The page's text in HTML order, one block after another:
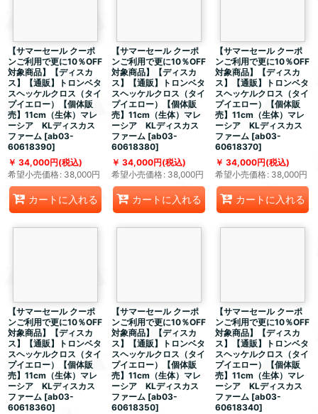
【サマーセール クーポ
ンご利用で更に10％OFF
対象商品】【ディスカ
ス】【通販】トロンベタ
スヘッケルクロス（タイ
プイエロー）【個体販
売】11cm（生体）マレ
ーシア KLディスカス
ファーム [ab03-
60618390]
34,000円(税込)
希望小売価格: 38,000円
カートに入れる
【サマーセール クーポ
ンご利用で更に10％OFF
対象商品】【ディスカ
ス】【通販】トロンベタ
スヘッケルクロス（タイ
プイエロー）【個体販
売】11cm（生体）マレ
ーシア KLディスカス
ファーム [ab03-
60618380]
34,000円(税込)
希望小売価格: 38,000円
カートに入れる
【サマーセール クーポ
ンご利用で更に10％OFF
対象商品】【ディスカ
ス】【通販】トロンベタ
スヘッケルクロス（タイ
プイエロー）【個体販
売】11cm（生体）マレ
ーシア KLディスカス
ファーム [ab03-
60618370]
34,000円(税込)
希望小売価格: 38,000円
カートに入れる
【サマーセール クーポ
ンご利用で更に10％OFF
対象商品】【ディスカ
ス】【通販】トロンベタ
スヘッケルクロス（タイ
プイエロー）【個体販
売】11cm（生体）マレ
ーシア KLディスカス
ファーム [ab03-
60618360]
【サマーセール クーポ
ンご利用で更に10％OFF
対象商品】【ディスカ
ス】【通販】トロンベタ
スヘッケルクロス（タイ
プイエロー）【個体販
売】11cm（生体）マレ
ーシア KLディスカス
ファーム [ab03-
60618350]
【サマーセール クーポ
ンご利用で更に10％OFF
対象商品】【ディスカ
ス】【通販】トロンベタ
スヘッケルクロス（タイ
プイエロー）【個体販
売】11cm（生体）マレ
ーシア KLディスカス
ファーム [ab03-
60618340]